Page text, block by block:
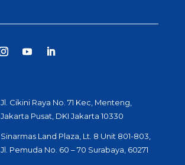
Jl. Cikini Raya No. 71 Kec, Menteng,
Jakarta Pusat, DKI Jakarta 10330
Sinarmas Land Plaza, Lt. 8 Unit 801-803,
Jl. Pemuda No. 60 – 70 Surabaya, 60271